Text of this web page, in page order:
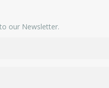
our Newsletter.